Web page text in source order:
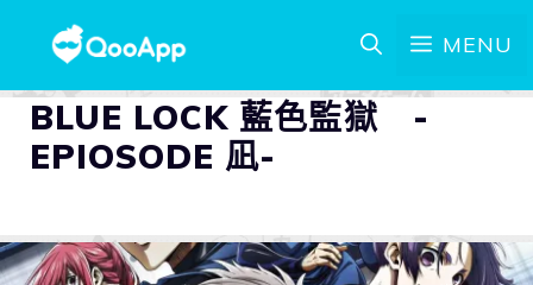
MENU
BLUE LOCK 藍色監獄 -
EPIOSODE 凪-